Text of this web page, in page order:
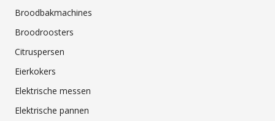
Broodbakmachines
Broodroosters
Citruspersen
Eierkokers
Elektrische messen
Elektrische pannen